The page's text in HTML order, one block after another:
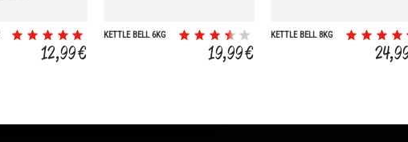
12,99 €
KETTLE BELL 6KG
19,99 €
KETTLE BELL 8KG